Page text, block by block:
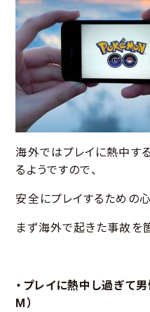
海外ではプレイに熱中す
るようですので、
安全にプレイするための
まず海外で起きた事故を
・プレイに熱中し過ぎて
M）